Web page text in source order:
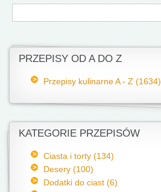
Formularz wyszukiwania
Szukaj
PRZEPISY OD A DO Z
Przepisy kulinarne A - Z (1634)
KATEGORIE PRZEPISÓW
Ciasta i torty (134)
Desery (100)
Dodatki do ciast (6)